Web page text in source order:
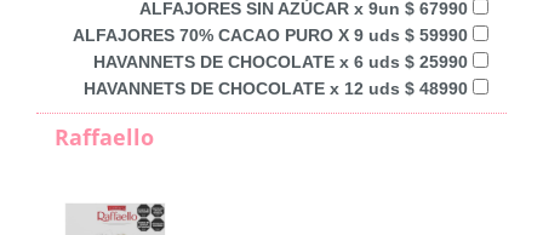
ALFAJORES SIN AZÚCAR x 9un $ 67990
ALFAJORES 70% CACAO PURO X 9 uds $ 59990
HAVANNETS DE CHOCOLATE x 6 uds $ 25990
HAVANNETS DE CHOCOLATE x 12 uds $ 48990
Raffaello